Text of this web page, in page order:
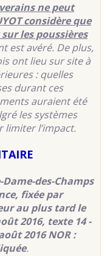
ne peut
considère que
les poussières
est avéré. De plus,
ont lieu sur site à
: quelles
durant ces
auraient été
les systèmes
limiter l’impact.
des-Champs
fixée par
au plus tard le
2016, texte 14-
2016 NOR :
.